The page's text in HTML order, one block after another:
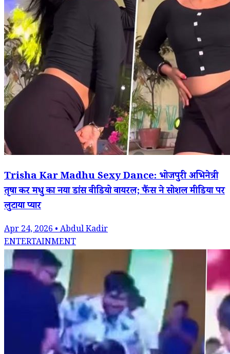
Trisha Kar Madhu Sexy Dance: भोजपुरी अभिनेत्री
तृषा कर मधु का नया डांस वीडियो वायरल; फैंस ने सोशल मीडिया पर
लुटाया प्यार
Apr 24, 2026 • Abdul Kadir
ENTERTAINMENT